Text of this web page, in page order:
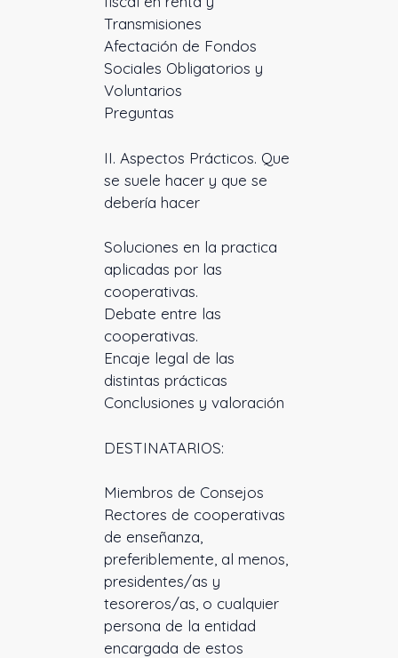
Transmisiones
Afectación de Fondos
Sociales Obligatorios y
Voluntarios
Preguntas
II. Aspectos Prácticos. Que
se suele hacer y que se
debería hacer
Soluciones en la practica
aplicadas por las
cooperativas.
Debate entre las
cooperativas.
Encaje legal de las
distintas prácticas
Conclusiones y valoración
DESTINATARIOS:
Miembros de Consejos
Rectores de cooperativas
de enseñanza,
preferiblemente, al menos,
presidentes/as y
tesoreros/as, o cualquier
persona de la entidad
encargada de estos